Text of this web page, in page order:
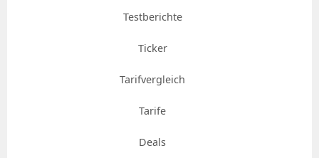
Testberichte
Ticker
Tarifvergleich
Tarife
Deals